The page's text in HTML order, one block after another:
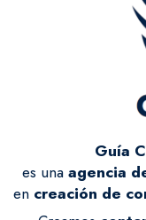
Guía
es unaagencia
en creación de